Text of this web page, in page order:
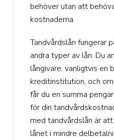
behöver utan att
kostnaderna.
Tandvårdslån fungerar
andra typer av lån. Du
långivare, vanligtvis en
kreditinstitution, och
får du en summa
för din
med tandvårdslån är
lånet i mindre